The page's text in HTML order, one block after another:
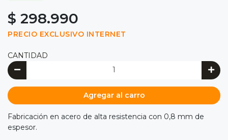
$ 298.990
PRECIO EXCLUSIVO INTERNET
CANTIDAD
Agregar al carro
Fabricación en acero de alta resistencia con 0,8 mm de
espesor.